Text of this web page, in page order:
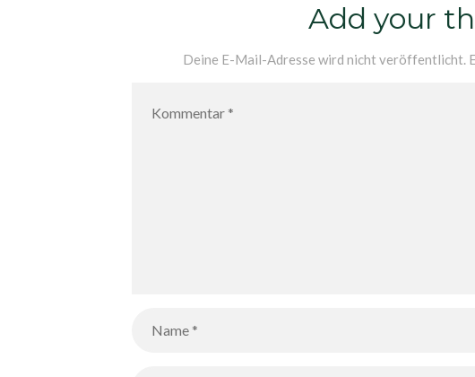
Add your
Deine E-Mail-Adresse wird nicht veröffentlicht.